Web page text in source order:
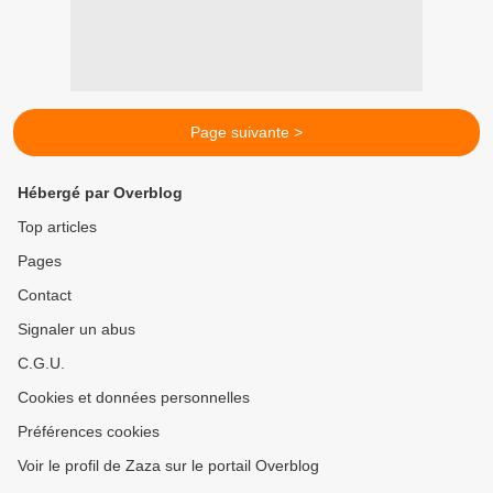
Page suivante >
Hébergé par Overblog
Top articles
Pages
Contact
Signaler un abus
C.G.U.
Cookies et données personnelles
Préférences cookies
Voir le profil de Zaza sur le portail Overblog